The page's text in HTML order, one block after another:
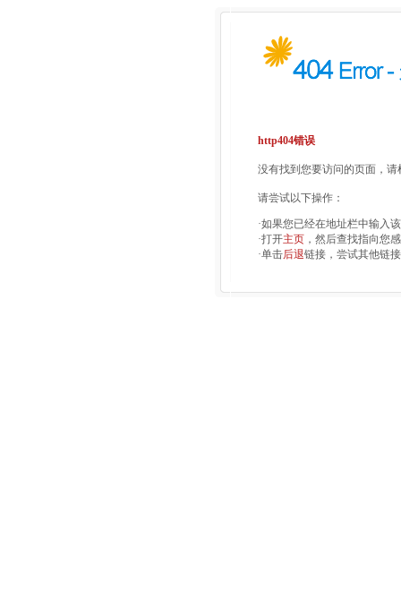
http404错误
没有找到您要访问的页面，
请尝试以下操作：
·如果您已经在地址栏中输入
·打开主页 ，然后查找指向您
·单击后退链接，尝试其他链